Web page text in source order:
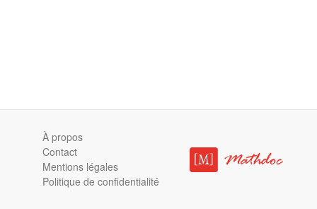
À propos
Contact
Mentions légales
Politique de confidentialité